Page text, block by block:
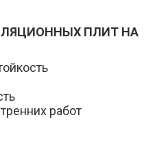
ПЛИТ НА
работ